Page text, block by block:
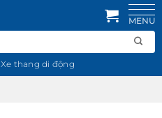
Xe thang di động